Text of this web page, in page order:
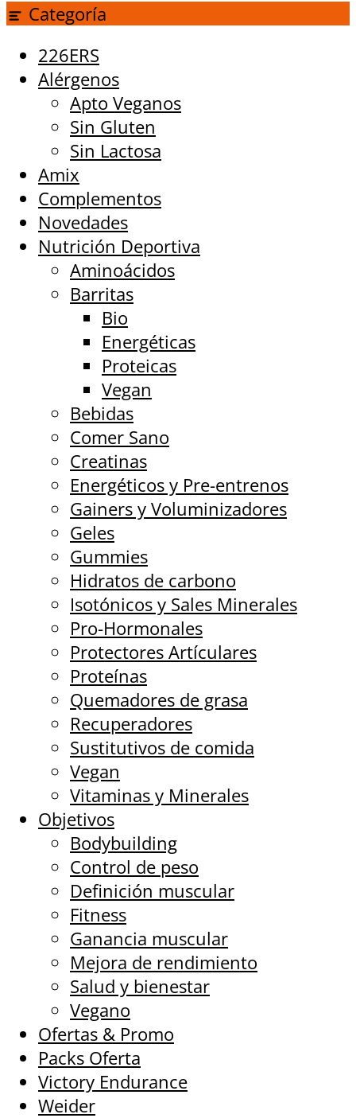
Categoría
226ERS
Alérgenos
Apto Veganos
Sin Gluten
Sin Lactosa
Amix
Complementos
Novedades
Nutrición Deportiva
Aminoácidos
Barritas
Bio
Energéticas
Proteicas
Vegan
Bebidas
Comer Sano
Creatinas
Energéticos y Pre-entrenos
Gainers y Voluminizadores
Geles
Gummies
Hidratos de carbono
Isotónicos y Sales Minerales
Pro-Hormonales
Protectores Artículares
Proteínas
Quemadores de grasa
Recuperadores
Sustitutivos de comida
Vegan
Vitaminas y Minerales
Objetivos
Bodybuilding
Control de peso
Definición muscular
Fitness
Ganancia muscular
Mejora de rendimiento
Salud y bienestar
Vegano
Ofertas & Promo
Packs Oferta
Victory Endurance
Weider